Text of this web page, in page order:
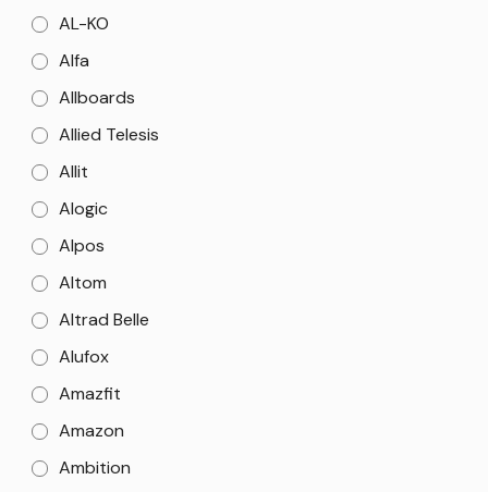
AL-KO
Alfa
Allboards
Allied Telesis
Allit
Alogic
Alpos
Altom
Altrad Belle
Alufox
Amazfit
Amazon
Ambition